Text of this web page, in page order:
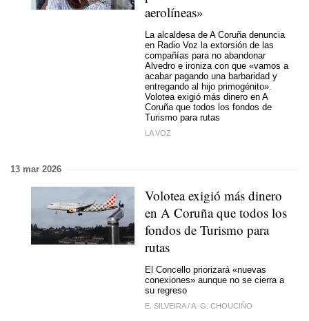
aerolíneas»
La alcaldesa de A Coruña denuncia
en Radio Voz la extorsión de las
compañías para no abandonar
Alvedro e ironiza con que «vamos a
acabar pagando una barbaridad y
entregando al hijo primogénito».
Volotea exigió más dinero en A
Coruña que todos los fondos de
Turismo para rutas
LA VOZ
13 mar 2026
Volotea exigió más dinero
en A Coruña que todos los
fondos de Turismo para
rutas
El Concello priorizará «nuevas
conexiones» aunque no se cierra a
su regreso
E. SILVEIRA /A. G. CHOUCIÑO